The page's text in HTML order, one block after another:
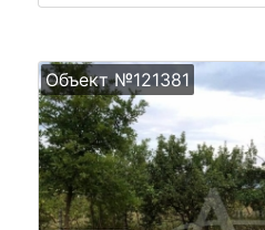
Объект №121381